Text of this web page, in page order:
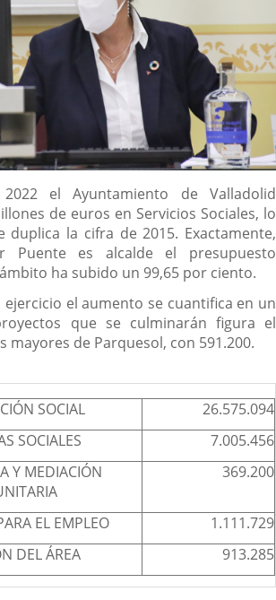
el Ayuntamiento de Valladolid
de euros en Servicios Sociales, lo
duplica la cifra de 2015. Exactamente,
Puente es alcalde el presupuesto
ha subido un 99,65 por ciento.
el aumento se cuantifica en un
que se culminarán figura el
mayores de Parquesol, con 591.200.
SOCIAL
26.575.094
SOCIALES
7.005.456
Y MEDIACIÓN
369.200
EL EMPLEO
1.111.729
DEL ÁREA
913.285